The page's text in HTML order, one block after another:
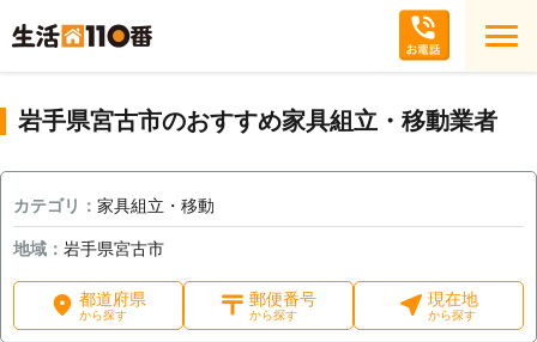
岩手県宮古市のおすすめ家具組立・移動業者
カテゴリ： 家具組立・移動
地域： 岩手県宮古市
都道府県
から探す
郵便番号
から探す
現在地
から探す